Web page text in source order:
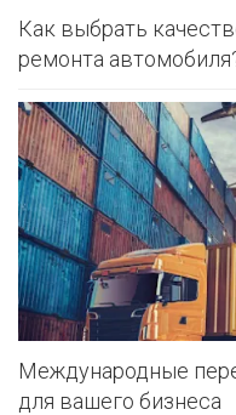
Как выбрать
ремонта
Международные
для вашего бизнеса